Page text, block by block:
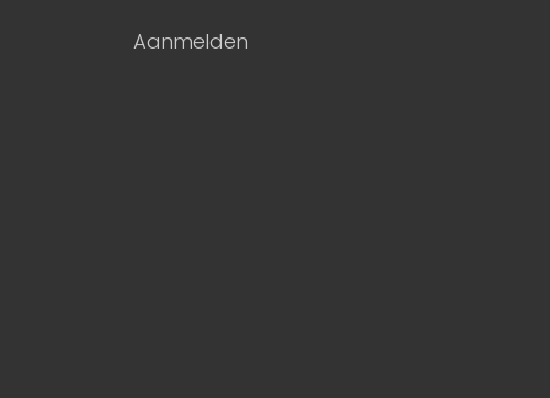
Aanmelden